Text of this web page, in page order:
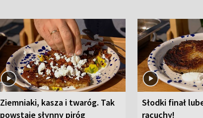
Ziemniaki, kasza i twaróg. Tak
powstaje słynny piróg
Słodki finał
racuchy!